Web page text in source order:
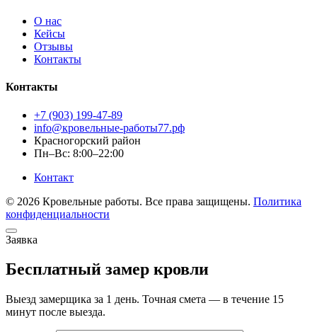
О нас
Кейсы
Отзывы
Контакты
Контакты
+7 (903) 199-47-89
info@кровельные-работы77.рф
Красногорский район
Пн–Вс: 8:00–22:00
Контакт
© 2026 Кровельные работы. Все права защищены. Политика
конфиденциальности
Заявка
Бесплатный замер кровли
Выезд замерщика за 1 день. Точная смета — в течение 15
минут после выезда.